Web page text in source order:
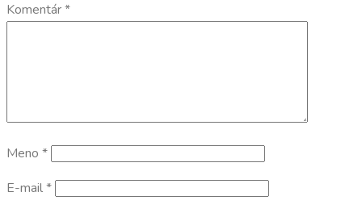
Komentár*
Meno *
E-mail*